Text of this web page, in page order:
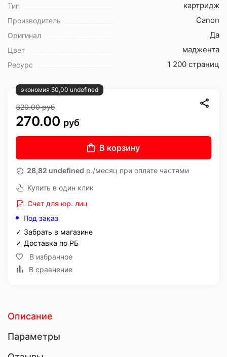
Тип картридж
Производитель Canon
Оригинал Да
Цвет маджента
Ресурс 1 200 страниц
экономия 50,00 undefined
320.00руб
270.00 руб
В корзину
28,82 undefined р./месяц при оплате частями
Купить в один клик
Счет для юр. лиц
Под заказ
✓ Забрать в магазине
✓ Доставка по РБ
В избранное
В сравнение
Описание
Параметры